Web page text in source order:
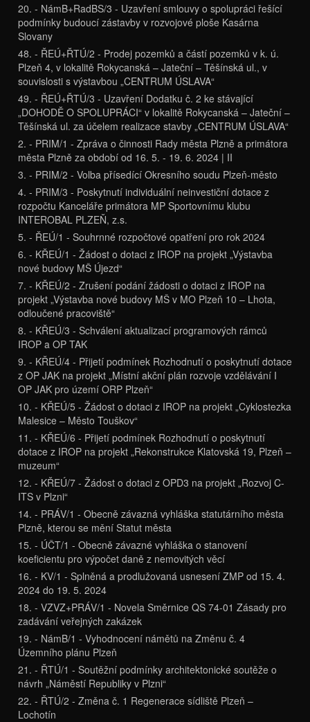
20. - NámB+RadBS/3 - Uzavření smlouvy o spolupráci řešící
podmínky budoucí zástavby v rozvojové ploše Kasárna
Slovany
48. - ŘEÚ+ŘTÚ/2 - Prodej pozemků a částí pozemků v k. ú.
Plzeň 4, v lokalitě Rokycanská – Jateční – Těšínská ul., v
souvislosti s výstavbou „CENTRUM ÚSLAVA“
49. - ŘEÚ+ŘTÚ/3 - Uzavření Dodatku č. 2 ke stávající
„DOHODĚ O SPOLUPRÁCI“ v lokalitě Rokycanská – Jateční –
Těšínská ul. za účelem realizace stavby „CENTRUM ÚSLAVA“
2. - PRIM/1 - Zpráva o činnosti Rady města Plzně a primátora
města Plzně za období od 16. 5. - 19. 6. 2024 | II
3. - PRIM/2 - Volba přísedící Okresního soudu Plzeň-město
4. - PRIM/3 - Poskytnutí individuální neinvestiční dotace z
rozpočtu Kanceláře primátora MP Sportovnímu klubu
INTEROBAL PLZEŇ, z.s.
5. - ŘEÚ/1 - Souhrnné rozpočtové opatření pro rok 2024
6. - KŘEÚ/1 - Žádost o dotaci z IROP na projekt „Výstavba
nové budovy MŠ Újezd“
7. - KŘEÚ/2 - Zrušení podání žádosti o dotaci z IROP na
projekt „Výstavba nové budovy MŠ v MO Plzeň 10 – Lhota,
odloučené pracoviště“
8. - KŘEÚ/3 - Schválení aktualizací programových rámců
IROP a OP TAK
9. - KŘEÚ/4 - Přijetí podmínek Rozhodnutí o poskytnutí dotace
z OP JAK na projekt „Místní akční plán rozvoje vzdělávání I
OP JAK pro území ORP Plzeň“
10. - KŘEÚ/5 - Žádost o dotaci z IROP na projekt „Cyklostezka
Malesice – Město Touškov“
11. - KŘEÚ/6 - Přijetí podmínek Rozhodnutí o poskytnutí
dotace z IROP na projekt „Rekonstrukce Klatovská 19, Plzeň –
muzeum“
12. - KŘEÚ/7 - Žádost o dotaci z OPD3 na projekt „Rozvoj C-
ITS v Plzni“
14. - PRÁV/1 - Obecně závazná vyhláška statutárního města
Plzně, kterou se mění Statut města
15. - ÚČT/1 - Obecně závazné vyhláška o stanovení
koeficientu pro výpočet daně z nemovitých věcí
16. - KV/1 - Splněná a prodlužovaná usnesení ZMP od 15. 4.
2024 do 19. 5. 2024
18. - VZVZ+PRÁV/1 - Novela Směrnice QS 74-01 Zásady pro
zadávání veřejných zakázek
19. - NámB/1 - Vyhodnocení námětů na Změnu č. 4
Územního plánu Plzeň
21. - ŘTÚ/1 - Soutěžní podmínky architektonické soutěže o
návrh „Náměstí Republiky v Plzni“
22. - ŘTÚ/2 - Změna č. 1 Regenerace sídliště Plzeň –
Lochotín